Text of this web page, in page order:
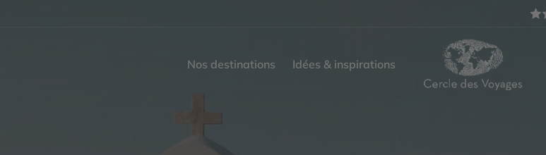
Nos destinations Idées & inspirations